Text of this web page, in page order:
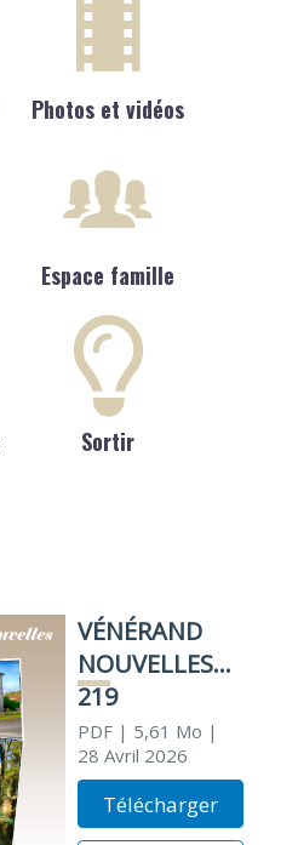
Photos et vidéos
Espace famille
Sortir
VÉNÉRAND
NOUVELLES
219
PDF| 5,61 Mo |
28 Avril 2026
Télécharger